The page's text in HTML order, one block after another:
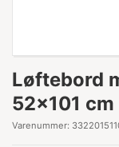
Løftebord
52x101 cm
Varenummer: